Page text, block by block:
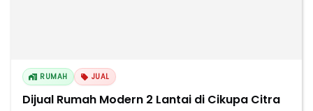
RUMAH JUAL
Dijual Rumah Modern 2 Lantai di Cikupa Citra